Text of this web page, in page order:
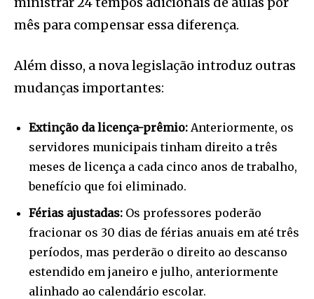
mês para compensar essa diferença.
Além disso, a nova legislação introduz outras
mudanças importantes:
Extinção da licença-prêmio: Anteriormente, os
servidores municipais tinham direito a três
meses de licença a cada cinco anos de trabalho,
benefício que foi eliminado.
Férias ajustadas: Os professores poderão
fracionar os 30 dias de férias anuais em até três
períodos, mas perderão o direito ao descanso
estendido em janeiro e julho, anteriormente
alinhado ao calendário escolar.